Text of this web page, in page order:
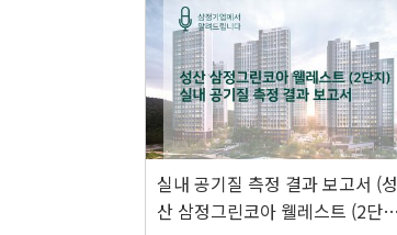
실내 공기질 측정 결과 보고서 (성
산 삼정그린코아 웰레스트 (2단